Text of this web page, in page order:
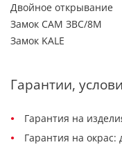
Двойное открывание
Замок САМ ЗВС/8М
Замок KALE
Гарантии,
Гарантия на
Гарантия на окрас: